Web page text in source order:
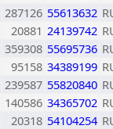
287126 55613632
20881 24139742
359308 55695736
95158 34389199
239587 55820840
140586 34365702
20318 54104254